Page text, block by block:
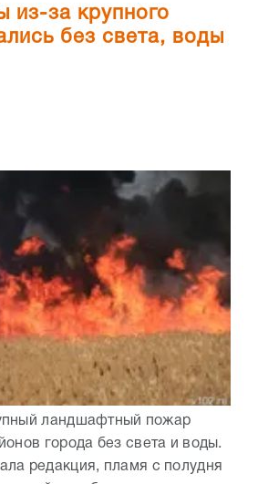
из-за крупного
без света, воды
ландшафтный пожар
города без света и воды.
редакция, пламя с полудня